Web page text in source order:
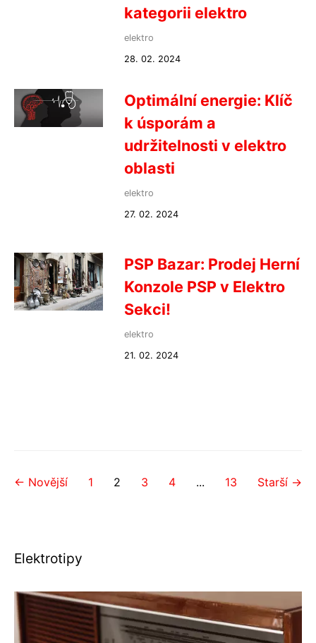
kategorii elektro
elektro
28. 02. 2024
Optimální energie: Klíč
k úsporám a
udržitelnosti v elektro
oblasti
elektro
27. 02. 2024
PSP Bazar: Prodej Herní
Konzole PSP v Elektro
Sekci!
elektro
21. 02. 2024
← Novější 1 2 3 4 ... 13 Starší →
Elektrotipy